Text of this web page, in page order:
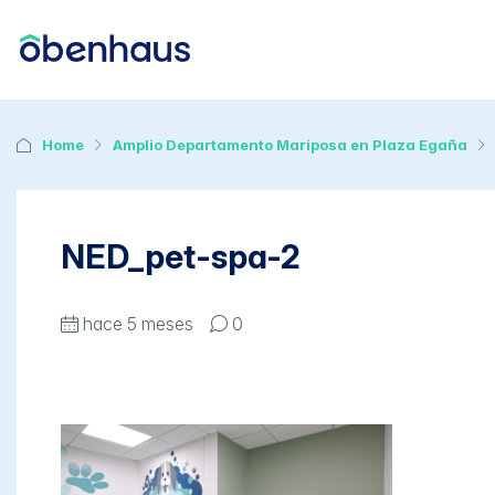
Home Amplio Departamento Mariposa en Plaza Egaña
NED_pet-spa-2
hace 5 meses 0